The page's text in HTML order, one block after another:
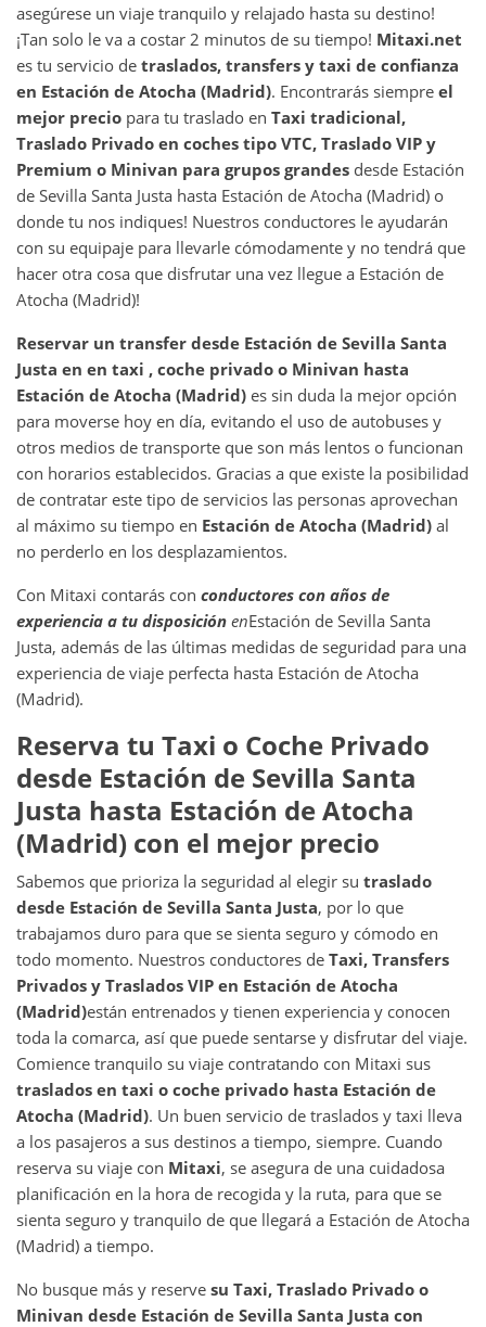
asegúrese un viaje tranquilo y relajado hasta su destino!
¡Tan solo le va a costar 2 minutos de su tiempo! Mitaxi.net
es tu servicio de traslados, transfers y taxi de confianza
en Estación de Atocha (Madrid). Encontrarás siempre el
mejor precio para tu traslado en Taxi tradicional,
Traslado Privado en coches tipo VTC, Traslado VIP y
Premium o Minivan para grupos grandes desde Estación
de Sevilla Santa Justa hasta Estación de Atocha (Madrid) o
donde tu nos indiques! Nuestros conductores le ayudarán
con su equipaje para llevarle cómodamente y no tendrá que
hacer otra cosa que disfrutar una vez llegue a Estación de
Atocha (Madrid)!
Reservar un transfer desde Estación de Sevilla Santa
Justa en en taxi , coche privado o Minivan hasta
Estación de Atocha (Madrid) es sin duda la mejor opción
para moverse hoy en día, evitando el uso de autobuses y
otros medios de transporte que son más lentos o funcionan
con horarios establecidos. Gracias a que existe la posibilidad
de contratar este tipo de servicios las personas aprovechan
al máximo su tiempo en Estación de Atocha (Madrid) al
no perderlo en los desplazamientos.
Con Mitaxi contarás con conductores con años de
experiencia a tu disposición enEstación de Sevilla Santa
Justa, además de las últimas medidas de seguridad para una
experiencia de viaje perfecta hasta Estación de Atocha
(Madrid).
Reserva tu Taxi o Coche Privado
desde Estación de Sevilla Santa
Justa hasta Estación de Atocha
(Madrid) con el mejor precio
Sabemos que prioriza la seguridad al elegir su traslado
desde Estación de Sevilla Santa Justa, por lo que
trabajamos duro para que se sienta seguro y cómodo en
todo momento. Nuestros conductores de Taxi, Transfers
Privados y Traslados VIP en Estación de Atocha
(Madrid)están entrenados y tienen experiencia y conocen
toda la comarca, así que puede sentarse y disfrutar del viaje.
Comience tranquilo su viaje contratando con Mitaxi sus
traslados en taxi o coche privado hasta Estación de
Atocha (Madrid). Un buen servicio de traslados y taxi lleva
a los pasajeros a sus destinos a tiempo, siempre. Cuando
reserva su viaje con Mitaxi, se asegura de una cuidadosa
planificación en la hora de recogida y la ruta, para que se
sienta seguro y tranquilo de que llegará a Estación de Atocha
(Madrid) a tiempo.
No busque más y reserve su Taxi, Traslado Privado o
Minivan desde Estación de Sevilla Santa Justa con